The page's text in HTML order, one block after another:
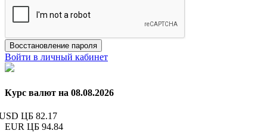
Восстановление пароля
Войти в личный кабинет
Курс валют на 08.08.2026
ЦБ 82.17
EUR ЦБ 94.84